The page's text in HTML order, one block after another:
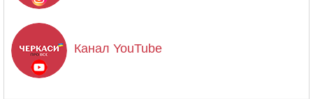
Канал YouTube